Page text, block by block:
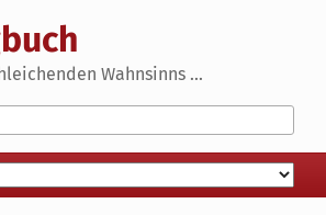
Wahnsinns ...